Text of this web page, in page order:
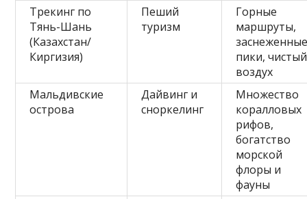
Трекинг по
Тянь-Шань
(Казахстан/
Киргизия)
Пеший
туризм
Горные
маршруты,
пики, чистый
воздух
Мальдивские
острова
Дайвинг и
сноркелинг
Множество
коралловых
рифов,
богатство
морской
флоры и
фауны